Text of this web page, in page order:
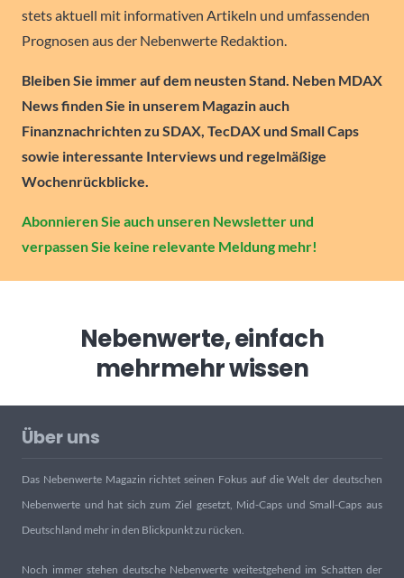
stets aktuell mit informativen Artikeln und umfassenden
Prognosen aus der Nebenwerte Redaktion.
Bleiben Sie immer auf dem neusten Stand. Neben MDAX
News finden Sie in unserem Magazin auch
Finanznachrichten zu SDAX, TecDAX und Small Caps
sowie interessante Interviews und regelmäßige
Wochenrückblicke.
Abonnieren Sie auch unseren Newsletter und
verpassen Sie keine relevante Meldung mehr!
Nebenwerte, einfach
mehrmehr wissen
Über uns
Das Nebenwerte Magazin richtet seinen Fokus auf die Welt der deutschen
Nebenwerte und hat sich zum Ziel gesetzt, Mid-Caps und Small-Caps aus
Deutschland mehr in den Blickpunkt zu rücken.
Noch immer stehen deutsche Nebenwerte weitestgehend im Schatten der